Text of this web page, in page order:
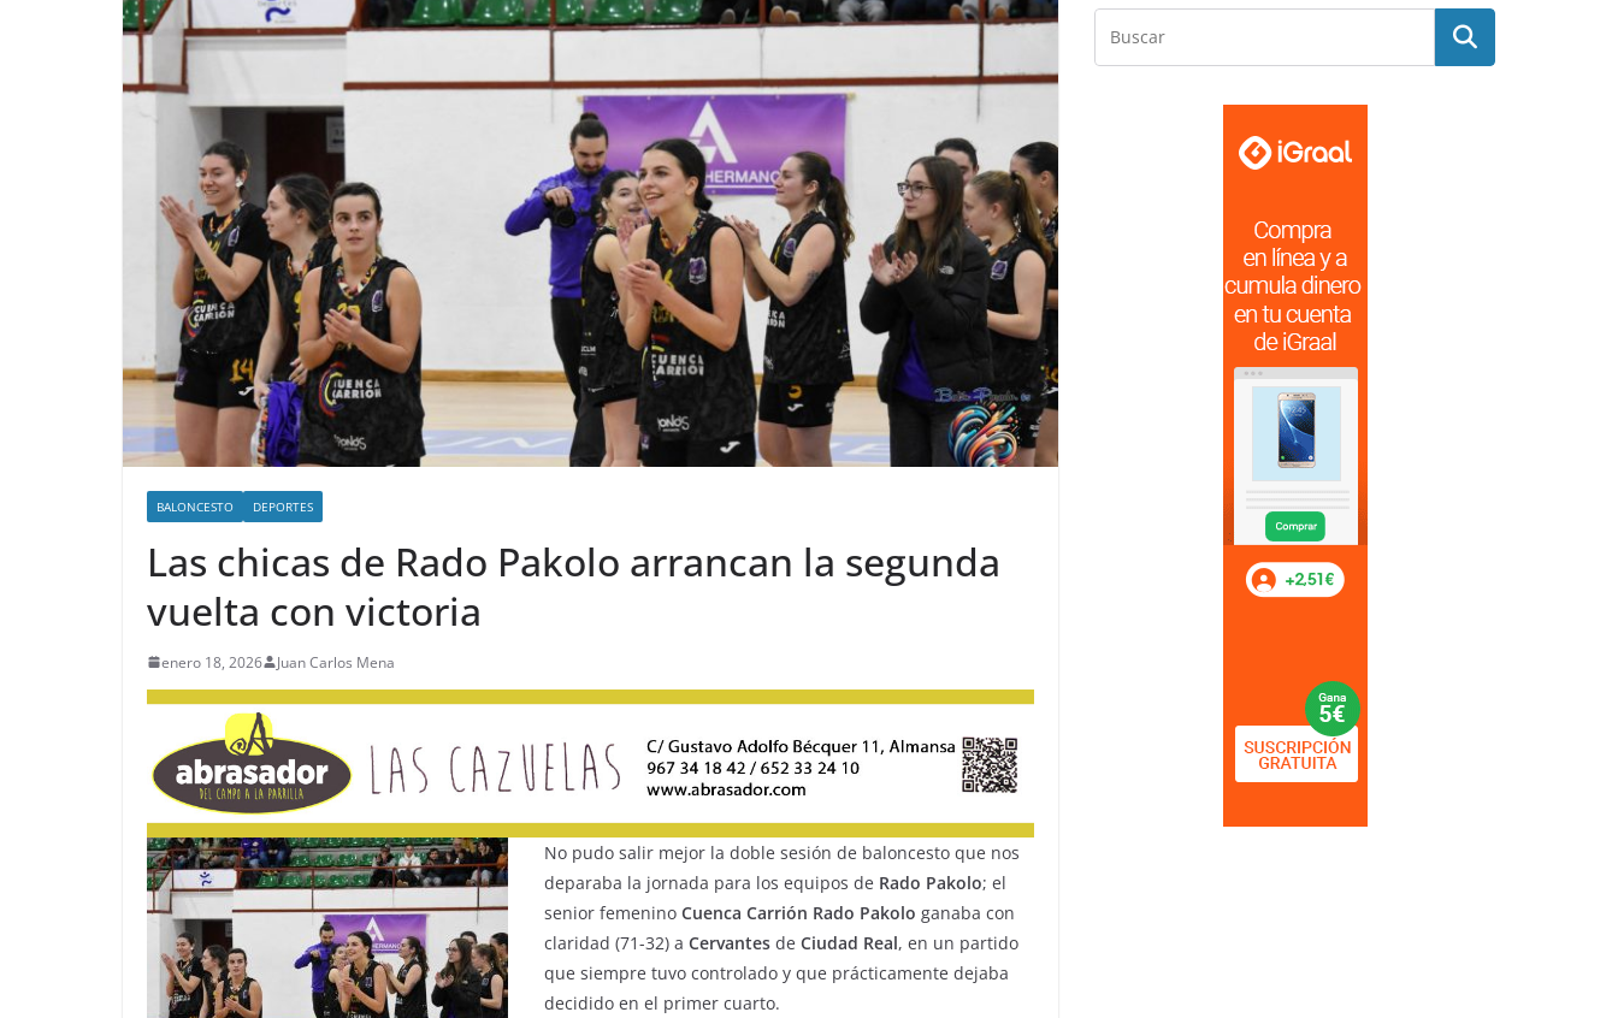
BALONCESTO DEPORTES
Las chicas de Rado Pakolo arrancan la segunda
vuelta con victoria
enero 18, 2026 Juan Carlos Mena
No pudo salir mejor la doble sesión de baloncesto que nos
deparaba la jornada para los equipos de Rado Pakolo; el
senior femenino Cuenca Carrión Rado Pakolo ganaba con
claridad (71-32) a Cervantes de Ciudad Real, en un partido
que siempre tuvo controlado y que prácticamente dejaba
decidido en el primer cuarto.